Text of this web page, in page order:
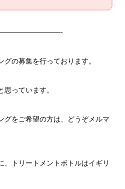
の募集を行っております。
っています。
グをご希望の方は、どうぞメルマ
、トリートメントボトルはイギリ